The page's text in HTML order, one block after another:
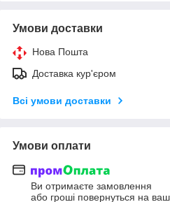
Умови доставки
Нова Пошта
Доставка кур'єром
Всі умови доставки
Умови оплати
Ви отримаєте замовлення
або гроші повернуться на